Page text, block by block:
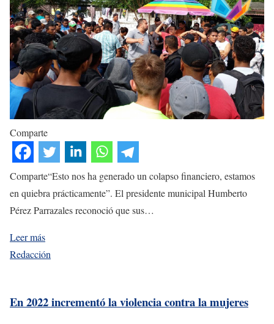
Comparte
Comparte“Esto nos ha generado un colapso financiero, estamos
en quiebra prácticamente”. El presidente municipal Humberto
Pérez Parrazales reconoció que sus…
Leer más
Redacción
En 2022 incrementó la violencia contra la mujeres